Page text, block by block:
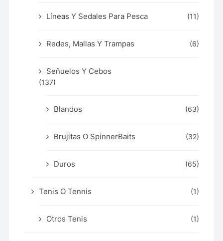
Líneas Y Sedales Para Pesca (11)
Redes, Mallas Y Trampas (6)
Señuelos Y Cebos
(137)
Blandos (63)
Brujitas O SpinnerBaits (32)
Duros (65)
Tenis O Tennis (1)
Otros Tenis (1)